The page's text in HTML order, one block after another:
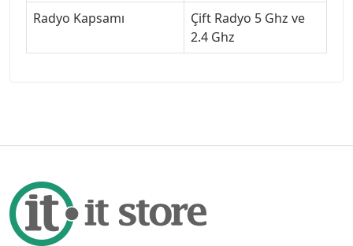
Radyo Kapsamı
Çift Radyo 5 Ghz ve
2.4 Ghz